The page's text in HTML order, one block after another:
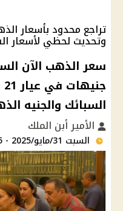
تراجع محدود بأسعار
وتحديث لحظي لأسعار
السبائك والجنيه
الأمير أبن الملك
السبت 31/مايو/2025 - 06:55 م